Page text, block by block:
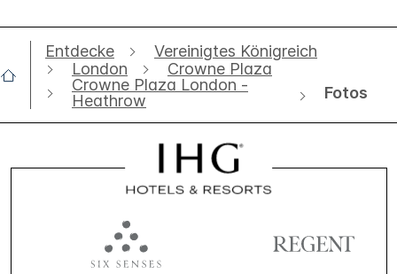
Entdecke
Vereinigtes Königreich
London
Crowne Plaza
Crowne Plaza London -
Heathrow
Fotos